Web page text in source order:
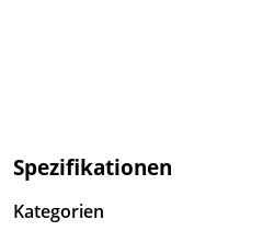
Spezifikationen
Kategorien